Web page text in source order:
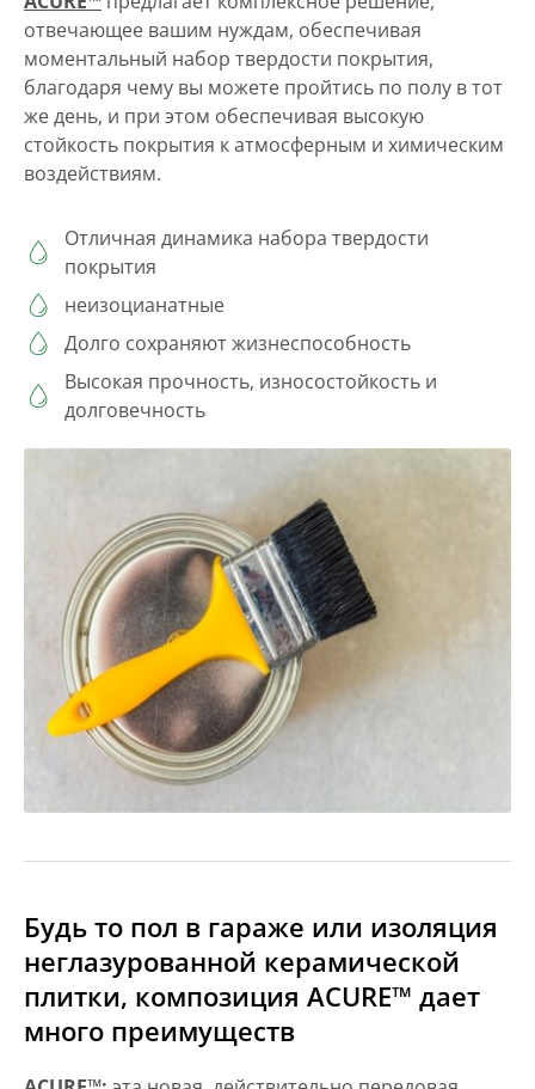
отвечающее вашим нуждам, обеспечивая
моментальный набор твердости покрытия,
благодаря чему вы можете пройтись по полу в тот
же день, и при этом обеспечивая высокую
стойкость покрытия к атмосферным и химическим
воздействиям.
Отличная динамика набора твердости
покрытия
неизоцианатные
Долго сохраняют жизнеспособность
Высокая прочность, износостойкость и
долговечность
Будь то пол в гараже или изоляция
неглазурованной керамической
плитки, композиция ACURE™ дает
много преимуществ